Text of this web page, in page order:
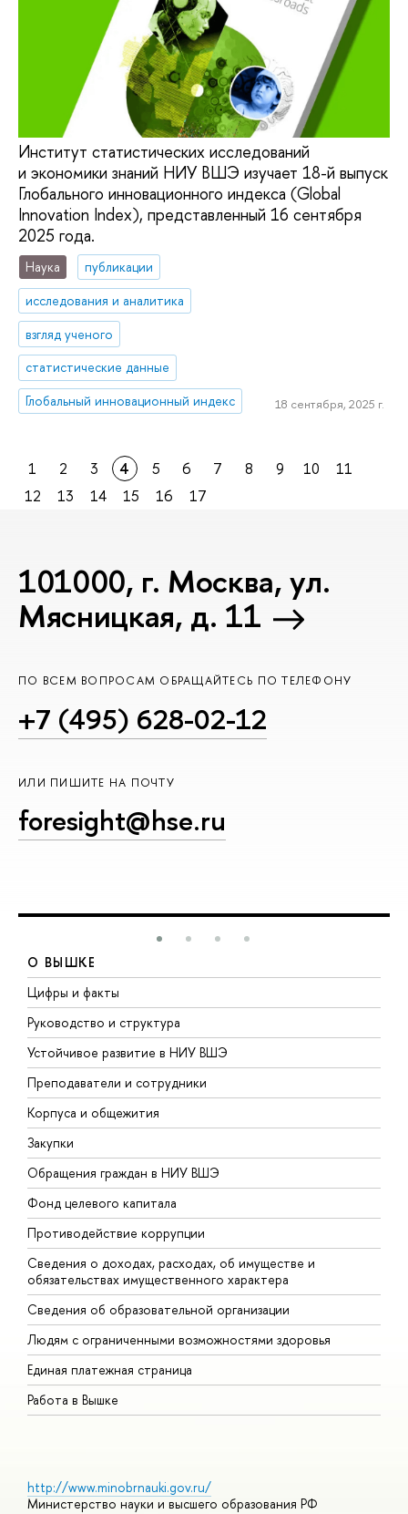
Институт статистических исследований
и экономики знаний НИУ ВШЭ изучает 18-й выпуск
Глобального инновационного индекса (Global
Innovation Index), представленный 16 сентября
2025 года.
Наука
публикации
исследования и аналитика
взгляд ученого
статистические данные
Глобальный инновационный индекс
18 сентября, 2025 г.
1 2 3 4 5 6 7 8 9 10
11
12
13 14 15 16 17
101000, г. Москва, ул.
Мясницкая, д. 11
ПО ВСЕМ ВОПРОСАМ ОБРАЩАЙТЕСЬ ПО ТЕЛЕФОНУ
+7 (495) 628-02-12
ИЛИ ПИШИТЕ НА ПОЧТУ
foresight@hse.ru
О ВЫШКЕ
Цифры и факты
Руководство и структура
Устойчивое развитие в НИУ ВШЭ
Преподаватели и сотрудники
Корпуса и общежития
Закупки
Обращения граждан в НИУ ВШЭ
Фонд целевого капитала
Противодействие коррупции
Сведения о доходах, расходах, об имуществе и
обязательствах имущественного характера
Сведения об образовательной организации
Людям с ограниченными возможностями здоровья
Единая платежная страница
Работа в Вышке
http://www.minobrnauki.gov.ru/
Министерство науки и высшего образования РФ